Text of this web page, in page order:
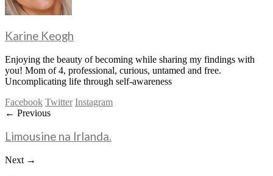
Karine Keogh
Enjoying the beauty of becoming while sharing my findings with
you! Mom of 4, professional, curious, untamed and free.
Uncomplicating life through self-awareness
Facebook Twitter Instagram
← Previous
Limousine na Irlanda.
Next →